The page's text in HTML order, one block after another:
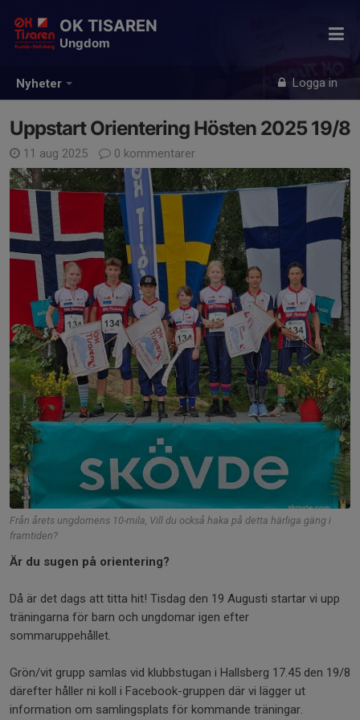
Nyheter Logga in
OK TISAREN
Ungdom
Uppstart Orientering Hösten 2025 19/8
11 aug 2025 0 kommentarer
Från årets ungdomens 10-mila, Vill du också haka på detta härliga gäng i
framtiden?
Är du sugen på orientering?
Då är det dags att titta hit! Tisdag den 19 Augusti startar vi upp
träningarna för barn och ungdomar igen efter
sommaruppehållet.
Grön/vit grupp samlas vid klubbstugan i Hallsberg 17.45 den 19/8
därefter håller ni koll i Facebook-gruppen där vi lägger ut
information om samlingsplats för kommande träningar.